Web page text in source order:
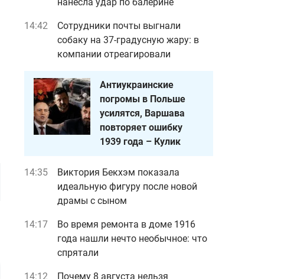
14:42
Сотрудники почты выгнали
собаку на 37-градусную жару: в
компании отреагировали
Антиукраинские
погромы в Польше
усилятся, Варшава
повторяет ошибку
1939 года – Кулик
14:35
Виктория Бекхэм показала
идеальную фигуру после новой
драмы с сыном
14:17
Во время ремонта в доме 1916
года нашли нечто необычное: что
спрятали
14:12 Почему 8 августа нельзя